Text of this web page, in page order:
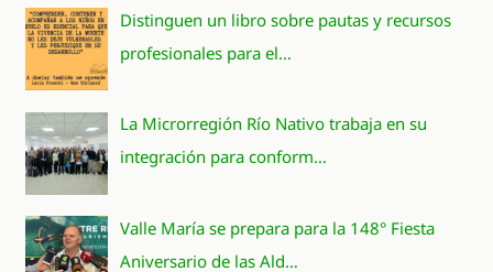
Distinguen un libro sobre pautas y recursos
profesionales para el…
La Microrregión Río Nativo trabaja en su
integración para conform…
Valle María se prepara para la 148° Fiesta
Aniversario de las Ald…